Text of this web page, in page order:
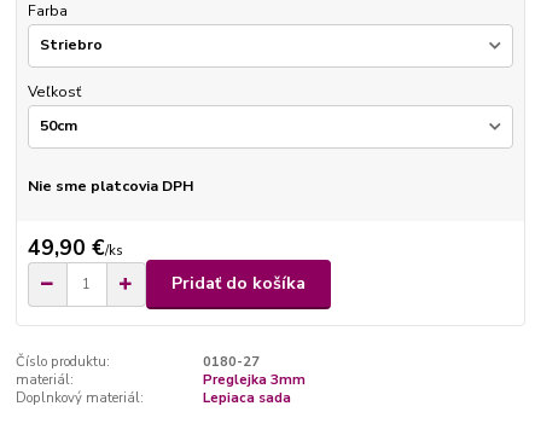
Farba
Veľkosť
Nie sme platcovia DPH
49,90 €/ks
Pridať do košíka
Číslo produktu:
0180-27
materiál:
Preglejka 3mm
Doplnkový materiál:
Lepiaca sada